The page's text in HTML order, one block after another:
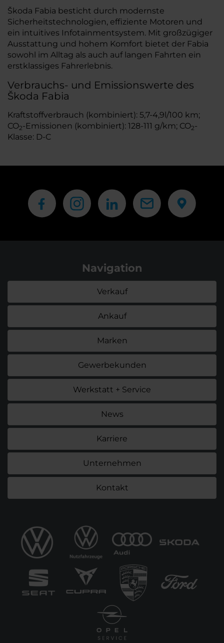
Škoda Fabia besticht durch modernste
Sicherheitstechnologien, effiziente Motoren und
ein intuitives Infotainmentsystem. Mit großzügiger
Ausstattung und hohem Komfort bietet der Fabia
sowohl im Alltag als auch auf langen Fahrten ein
erstklassiges Fahrerlebnis.
Verbrauchs- und Emissionswerte des
Škoda Fabia
Kraftstoffverbrauch (kombiniert): 5,7-4,9l/100 km;
CO2-Emissionen (kombiniert): 128-111 g/km; CO2-
Klasse: D-C
Navigation
Verkauf
Ankauf
Marken
Gewerbekunden
Werkstatt + Service
News
Karriere
Unternehmen
Kontakt